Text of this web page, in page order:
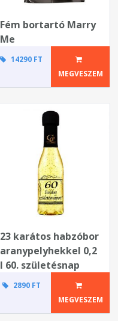
Fém bortartó Marry
Me
14290 FT
MEGVESZEM
23 karátos habzóbor
aranypelyhekkel 0,2
l 60. születésnap
2890 FT
MEGVESZEM